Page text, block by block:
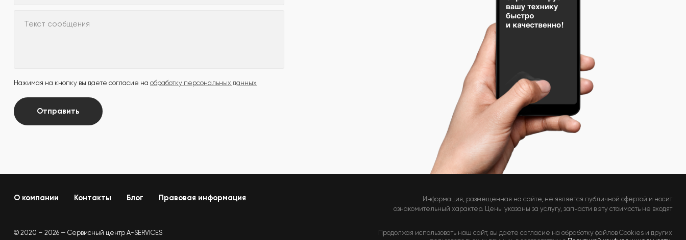
Текст сообщения
Нажимая на кнопку вы даете согласие на обработку персональных данных
Отправить
О компании Контакты Блог Правовая информация
Информация, размещенная на сайте, не является публичной офертой и носит
ознакомительный характер. Цены указаны за услугу, запчасти в эту стоимость не входят
© 2020 – 2026 — Сервисный центр A-SERVICES
Продолжая использовать наш сайт, вы даете согласие на обработку файлов Cookies и других